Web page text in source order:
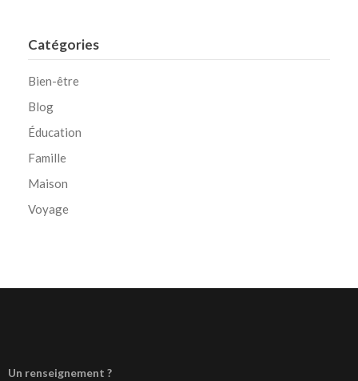
Catégories
Bien-être
Blog
Éducation
Famille
Maison
Voyage
Un renseignement ?